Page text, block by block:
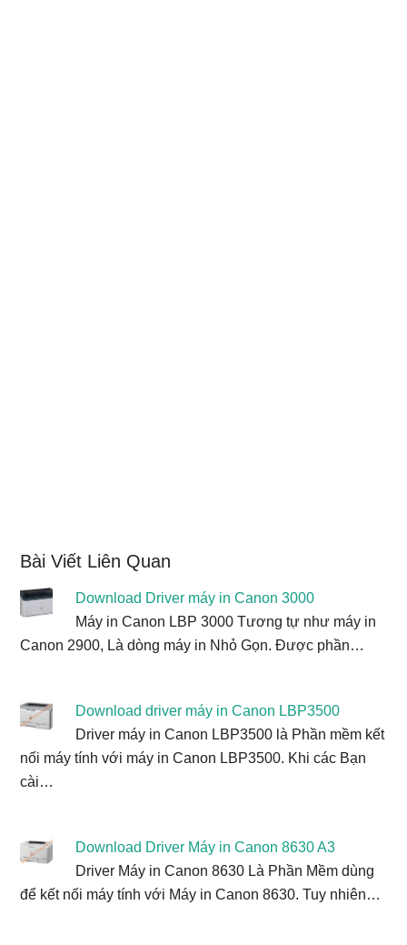
Bài Viết Liên Quan
Download Driver máy in Canon 3000
Máy in Canon LBP 3000 Tương tự như máy in
Canon 2900, Là dòng máy in Nhỏ Gọn. Được phần…
Download driver máy in Canon LBP3500
Driver máy in Canon LBP3500 là Phần mềm kết
nối máy tính với máy in Canon LBP3500. Khi các Bạn
cài…
Download Driver Máy in Canon 8630 A3
Driver Máy in Canon 8630 Là Phần Mềm dùng
để kết nối máy tính với Máy in Canon 8630. Tuy nhiên…